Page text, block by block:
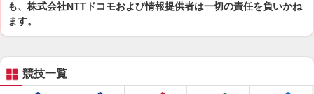
も、株式会社NTTドコモおよび情報提供者は一切の責任を負いかね
ます。
競技一覧